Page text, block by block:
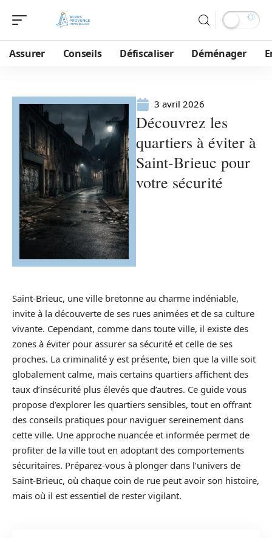
Assurer Conseils Défiscaliser Déménager
3 avril 2026
Découvrez les
quartiers à éviter à
Saint-Brieuc pour
votre sécurité
Saint-Brieuc, une ville bretonne au charme indéniable,
invite à la découverte de ses rues animées et de sa culture
vivante. Cependant, comme dans toute ville, il existe des
zones à éviter pour assurer sa sécurité et celle de ses
proches. La criminalité y est présente, bien que la ville soit
globalement calme, mais certains quartiers affichent des
taux d’insécurité plus élevés que d’autres. Ce guide vous
propose d’explorer les quartiers sensibles, tout en offrant
des conseils pratiques pour naviguer sereinement dans
cette ville. Une approche nuancée et informée permet de
profiter de la ville tout en adoptant des comportements
sécuritaires. Préparez-vous à plonger dans l’univers de
Saint-Brieuc, où chaque coin de rue peut avoir son histoire,
mais où il est essentiel de rester vigilant.